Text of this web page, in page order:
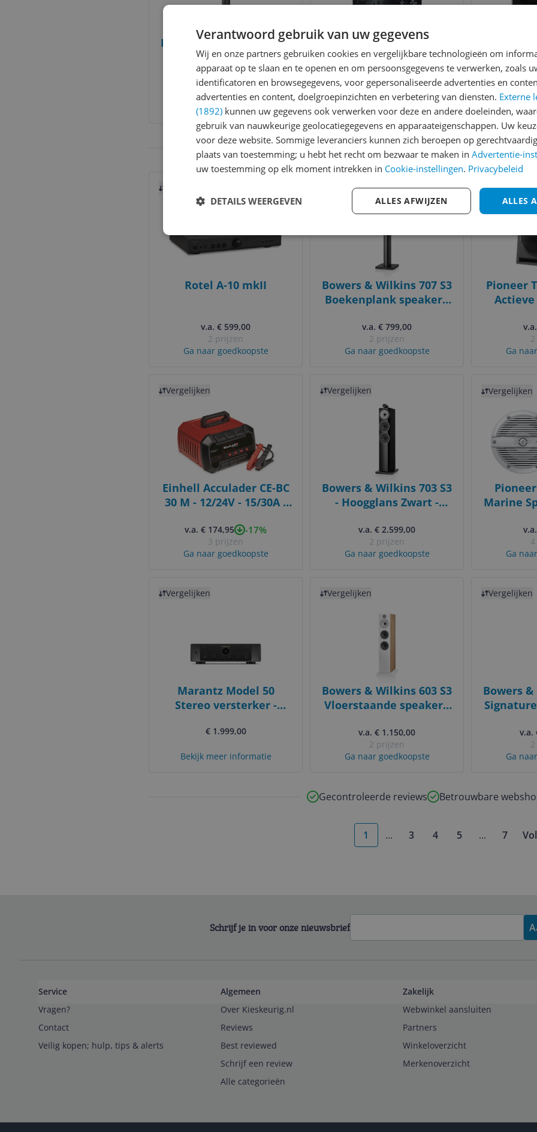
Bowers & Wilkins 606 S3
Boekenplank speaker -
Zwart - 1 stuk
v.a. € 499,00
4 prijzen
Ga naar goedkoopste
Yamaha R-N600A -
Network Receiver -
Black
v.a. € 517,00 -31%
8 prijzen
Ga naar goedkoopste
80W -
Ga
Gecontroleerde reviews Betrouwbare
Rotel A-10 mkII
v.a. € 599,00
2 prijzen
Ga naar goedkoopste
Vergelijken Laagste prijs ooit
Bowers & Wilkins 707 S3
Boekenplank speaker -
v.a. € 799,00
2 prijzen
Ga naar goedkoopste
Vergelijken
Pioneer
Ga
Bekijk product
Vergelijken
Einhell Acculader CE-BC
30 M - 12/24V - 15/30A -
Geschikt voor Gel, AGM,
Onderhoudsvrije
loodzuur accu's
v.a. € 174,95 -17%
3 prijzen
Ga naar goedkoopste
Vergelijken
Bowers & Wilkins 703 S3
- Hoogglans Zwart -
1 stuk
v.a. € 2.599,00
2 prijzen
Ga naar goedkoopste
Vergelijken
Pioneer
Marine
Ga
Vergelijken
Marantz Model 50
Stereo versterker -
€ 1.999,00
Bekijk meer informatie
Vergelijken
Bowers & Wilkins 603 S3
Vloerstaande speaker -
v.a. € 1.150,00
2 prijzen
Ga naar goedkoopste
Vergelijken
Bowers &
v.a.
Ga
Gecontroleerde reviews Betrouwbare
1 ...More pages
3 4 5 ...More pages
7
Schrijf je in voor onze nieuwsbrief
Service
Vragen?
Contact
Veilig kopen; hulp, tips & alerts
Algemeen
Over Kieskeurig.nl
Reviews
Best reviewed
Schrijf een review
Alle categorieën
Zakelijk
Webwinkel aansluiten
Partners
Winkeloverzicht
Merkenoverzicht
Verantwoord gebruik van uw gegevens
Wij en onze partners gebruiken cookies en vergelijkbare technologieën om
apparaat op te slaan en te openen en om persoonsgegevens te verwerken, zoals
identificatoren en browsegegevens, voor gepersonaliseerde advertenties en
advertenties en content, doelgroepinzichten en verbetering van diensten. Externe
(1892) kunnen uw gegevens ook verwerken voor deze en andere doeleinden,
gebruik van nauwkeurige geolocatiegegevens en apparaateigenschappen. Uw
voor deze website. Sommige leveranciers kunnen zich beroepen op
plaats van toestemming; u hebt het recht om bezwaar te maken in Advertentie-
uw toestemming op elk moment intrekken in Cookie-instellingen. Privacybeleid
ALLES
ALLES AFWIJZEN
DETAILS WEERGEVEN